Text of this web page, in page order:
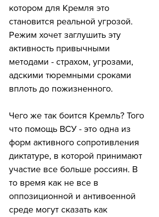
котором для Кремля это
становится реальной угрозой.
Режим хочет заглушить эту
активность привычными
методами - страхом, угрозами,
адскими тюремными сроками
вплоть до пожизненного.
Чего же так боится Кремль? Того
что помощь ВСУ - это одна из
форм активного сопротивления
диктатуре, в которой принимают
участие все больше россиян. В
то время как не все в
оппозиционной и антивоенной
среде могут сказать как